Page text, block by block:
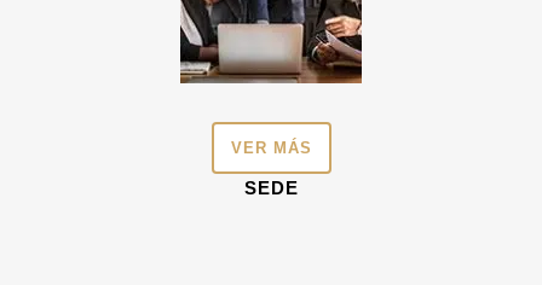
VER MÁS
SEDE